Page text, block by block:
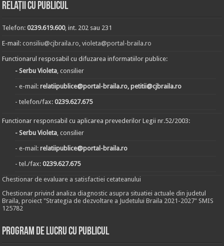
Relații cu publicul
Telefon:0239.619.600, int. 202 sau 231
E-mail:consiliu@cjbraila.ro,violeta@portal-braila.ro
Functionarul resposabil cu difuzarea informatiilor publice:
- Serbu Violeta, consilier
- e-mail:relatiipublice@portal-braila.ro, petitii@cjbraila.ro
- telefon/fax:0239.627.675
Functionar responsabil cu aplicarea prevederilor Legii nr.52/2003:
- Serbu Violeta, consilier
- e-mail:relatiipublice@portal-braila.ro
- tel./fax:0239.627.675
Chestionar de evaluare a satisfactiei cetateanului
Chestionar privind analiza diagnostic asupra situatiei actuale din judetul
Braila, proiect "Strategia de dezvoltare a Judetului Braila 2021-2027" SMIS
125782
Program de lucru cu publicul